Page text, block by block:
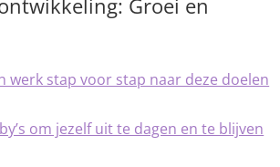
Groei en
werk stap voor stap naar deze doelen
om jezelf uit te dagen en te blijven